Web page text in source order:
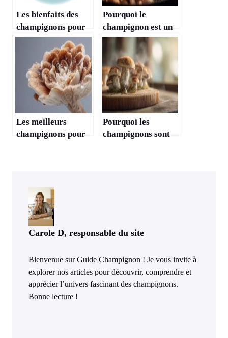
Les bienfaits des
champignons pour
le système
immunitaire
Pourquoi le
champignon est un
aliment santé peu
calorique ?
Les meilleurs
champignons pour
Pourquoi les
champignons sont
Carole D, responsable du site
Bienvenue sur Guide Champignon ! Je vous invite à
explorer nos articles pour découvrir, comprendre et
apprécier l’univers fascinant des champignons.
Bonne lecture !